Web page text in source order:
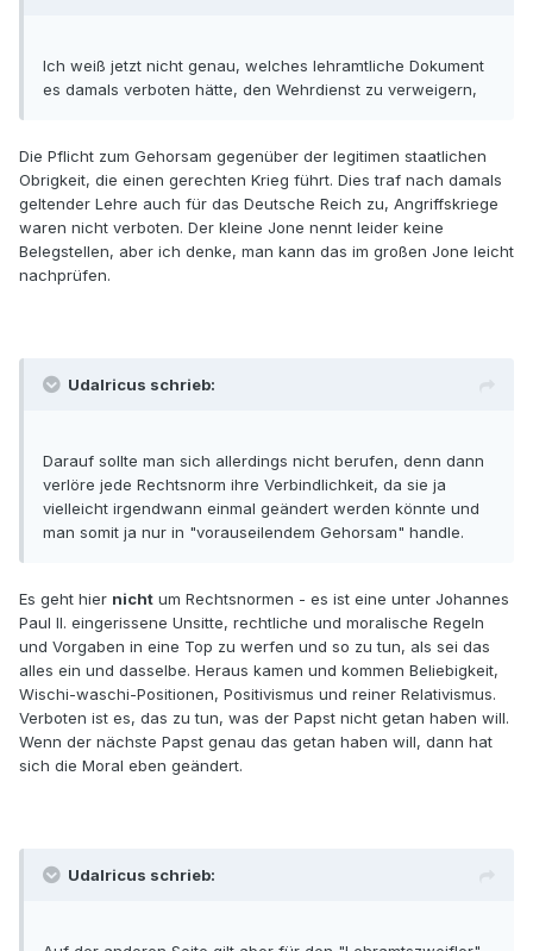
Ich weiß jetzt nicht genau, welches lehramtliche Dokument
es damals verboten hätte, den Wehrdienst zu verweigern,
Die Pflicht zum Gehorsam gegenüber der legitimen staatlichen
Obrigkeit, die einen gerechten Krieg führt. Dies traf nach damals
geltender Lehre auch für das Deutsche Reich zu, Angriffskriege
waren nicht verboten. Der kleine Jone nennt leider keine
Belegstellen, aber ich denke, man kann das im großen Jone leicht
nachprüfen.
Udalricus schrieb:
Darauf sollte man sich allerdings nicht berufen, denn dann
verlöre jede Rechtsnorm ihre Verbindlichkeit, da sie ja
vielleicht irgendwann einmal geändert werden könnte und
man somit ja nur in "vorauseilendem Gehorsam" handle.
Es geht hier nicht um Rechtsnormen - es ist eine unter Johannes
Paul II. eingerissene Unsitte, rechtliche und moralische Regeln
und Vorgaben in eine Top zu werfen und so zu tun, als sei das
alles ein und dasselbe. Heraus kamen und kommen Beliebigkeit,
Wischi-waschi-Positionen, Positivismus und reiner Relativismus.
Verboten ist es, das zu tun, was der Papst nicht getan haben will.
Wenn der nächste Papst genau das getan haben will, dann hat
sich die Moral eben geändert.
Udalricus schrieb: